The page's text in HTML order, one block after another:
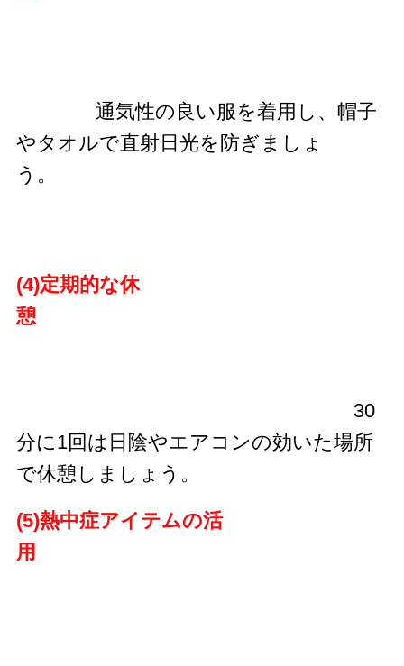
通気性の良い服を着用し、帽子
やタオルで直射日光を防ぎましょ
う。
(4)定期的な休
憩
30
分に1回は日陰やエアコンの効いた場所
で休憩しましょう。
(5)熱中症アイテムの活
用